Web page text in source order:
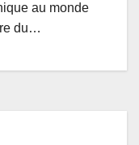
au monde
du…